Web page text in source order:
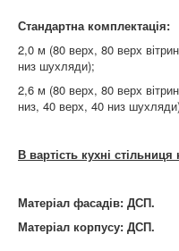
Стандартна комплектація:
2,0 м (80 верх, 80 верх
низ шухляди);
2,6 м (80 верх, 80 верх
низ, 40 верх, 40 низ
В вартість кухні
Матеріал фасадів: ДСП.
Матеріал корпусу: ДСП.